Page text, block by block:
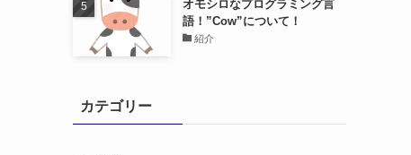
オモシロなプログラミング言
語！”Cow”について！
紹介
カテゴリー